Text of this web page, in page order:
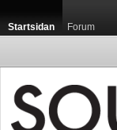
Startsidan Forum